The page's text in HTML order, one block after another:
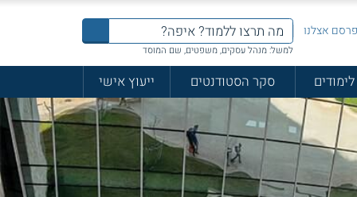
אצלנו
למשל: מנהל עסקים, משפטים, שם המוסד
סקר הסטודנטים ייעוץ אישי